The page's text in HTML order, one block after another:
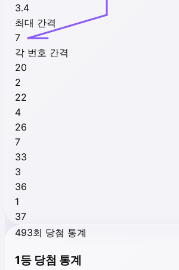
3.4
최대 간격
7
각 번호 간격
20
2
22
4
26
7
33
3
36
1
37
493회 당첨 통계
1등 당첨 통계